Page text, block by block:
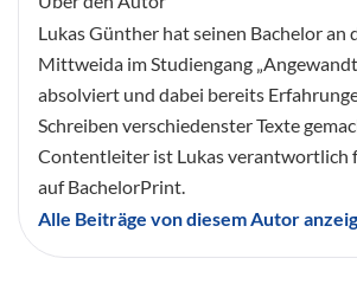
Lukas Günther hat seinen Bachelor an
Mittweida im Studiengang
absolviert und dabei bereits
Schreiben verschiedenster Texte
Contentleiter ist Lukas verantwortlich
auf BachelorPrint.
Alle Beiträge von diesem Autor